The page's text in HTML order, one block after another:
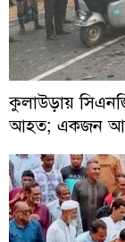
কুলাউড়ায়
আহত; একজন